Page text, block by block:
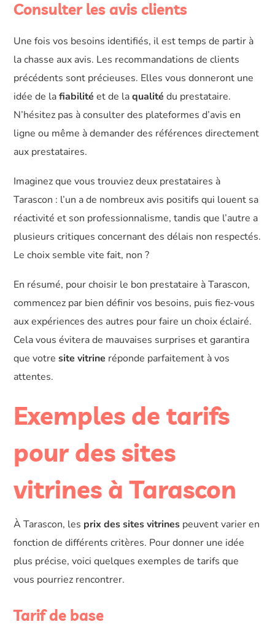
Consulter les avis clients
Une fois vos besoins identifiés, il est temps de partir à
la chasse aux avis. Les recommandations de clients
précédents sont précieuses. Elles vous donneront une
idée de lafiabilité et de laqualité du prestataire.
N’hésitez pas à consulter des plateformes d’avis en
ligne ou même à demander des références directement
aux prestataires.
Imaginez que vous trouviez deux prestataires à
Tarascon : l’un a de nombreux avis positifs qui louent sa
réactivité et son professionnalisme, tandis que l’autre a
plusieurs critiques concernant des délais non respectés.
Le choix semble vite fait, non ?
En résumé, pour choisir le bon prestataire à Tarascon,
commencez par bien définir vos besoins, puis fiez-vous
aux expériences des autres pour faire un choix éclairé.
Cela vous évitera de mauvaises surprises et garantira
que votresite vitrine réponde parfaitement à vos
attentes.
Exemples de tarifs
pour des sites
vitrines à Tarascon
À Tarascon, les prix des sites vitrines peuvent varier en
fonction de différents critères. Pour donner une idée
plus précise, voici quelques exemples de tarifs que
vous pourriez rencontrer.
Tarif de base